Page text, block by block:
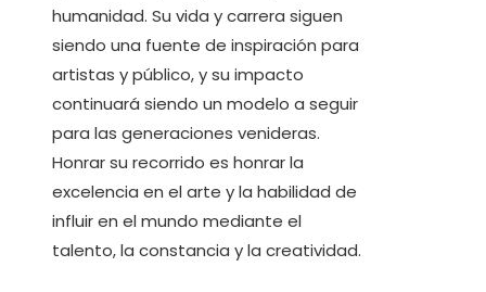
humanidad. Su vida y carrera siguen
siendo una fuente de inspiración para
artistas y público, y su impacto
continuará siendo un modelo a seguir
para las generaciones venideras.
Honrar su recorrido es honrar la
excelencia en el arte y la habilidad de
influir en el mundo mediante el
talento, la constancia y la creatividad.